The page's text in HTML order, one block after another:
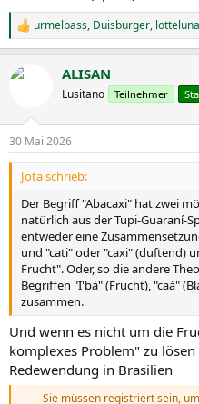
R
e
k
e
n
urmelbass, Duisburger, lotteluna
ALISAN
Lusitano Teilnehmer
30 Mai 2026
Jota schrieb:
Der Begriff "Abacaxi" hat zwei
natürlich aus der Tupi-Guaraní-
entweder eine
und "cati" oder "caxi" (duftend)
Frucht". Oder, so die andere
Begriffen "I'bá" (Frucht), "caá"
zusammen.
Und wenn es nicht um die
komplexes Problem" zu
Redewendung in Brasilien
Sie müssen registriert sein,